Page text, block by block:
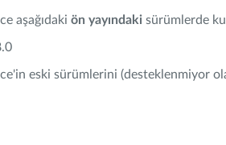
aşağıdaki ön yayındaki sürümlerde
eski sürümlerini (desteklenmiyor